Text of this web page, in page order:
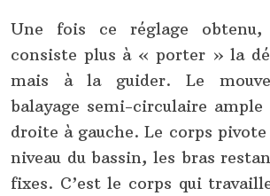
Une fois ce réglage
consiste plus à « porter » la
mais à la guider. Le
balayage semi-circulaire
droite à gauche. Le corps
niveau du bassin, les bras
fixes. C’est le corps qui